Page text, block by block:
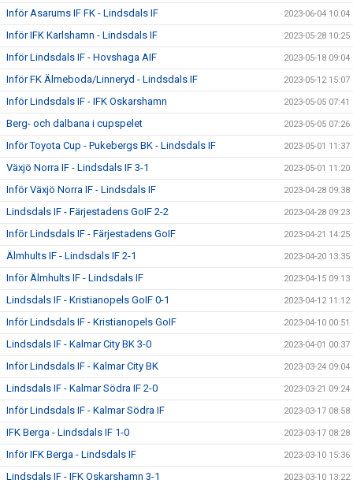
Inför Asarums IF FK - Lindsdals IF 2023-06-04 10:04
Inför IFK Karlshamn - Lindsdals IF 2023-05-28 10:25
Inför Lindsdals IF - Hovshaga AIF 2023-05-18 09:04
Inför FK Älmeboda/Linneryd - Lindsdals IF 2023-05-12 15:07
Inför Lindsdals IF - IFK Oskarshamn 2023-05-05 07:41
Berg- och dalbana i cupspelet 2023-05-05 07:26
Inför Toyota Cup - Pukebergs BK - Lindsdals IF 2023-05-01 11:37
Växjö Norra IF - Lindsdals IF 3-1 2023-05-01 11:20
Inför Växjö Norra IF - Lindsdals IF 2023-04-28 09:38
Lindsdals IF - Färjestadens GoIF 2-2 2023-04-28 09:23
Inför Lindsdals IF - Färjestadens GoIF 2023-04-21 14:25
Älmhults IF - Lindsdals IF 2-1 2023-04-20 13:35
Inför Älmhults IF - Lindsdals IF 2023-04-15 09:13
Lindsdals IF - Kristianopels GoIF 0-1 2023-04-12 11:12
Inför Lindsdals IF - Kristianopels GoIF 2023-04-10 00:51
Lindsdals IF - Kalmar City BK 3-0 2023-04-01 00:37
Inför Lindsdals IF - Kalmar City BK 2023-03-24 09:04
Lindsdals IF - Kalmar Södra IF 2-0 2023-03-21 09:24
Inför Lindsdals IF - Kalmar Södra IF 2023-03-17 08:58
IFK Berga - Lindsdals IF 1-0 2023-03-17 08:28
Inför IFK Berga - Lindsdals IF 2023-03-10 15:36
Lindsdals IF - IFK Oskarshamn 3-1 2023-03-10 13:22